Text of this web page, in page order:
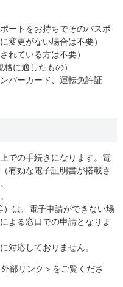
ートをお持ちでそのパスポ
変更がない場合は不要）
れている方は不要）
に適したもの）
バーカード、運転免許証
上での手続きになります。電
有効な電子証明書が搭載さ
は、電子申請ができない場
よる窓口での申請となりま
対応しておりません。
外部リンク＞ をご覧くださ